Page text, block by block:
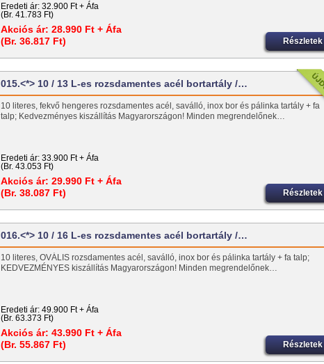
Eredeti ár: 32.900 Ft + Áfa
(Br. 41.783 Ft)
Akciós ár: 28.990 Ft + Áfa
(Br. 36.817 Ft)
Részletek
015.<*> 10 / 13 L-es rozsdamentes acél bortartály /…
10 literes, fekvő hengeres rozsdamentes acél, saválló, inox bor és pálinka tartály + fa
talp; Kedvezményes kiszállítás Magyarországon! Minden megrendelőnek…
Eredeti ár: 33.900 Ft + Áfa
(Br. 43.053 Ft)
Akciós ár: 29.990 Ft + Áfa
(Br. 38.087 Ft)
Részletek
016.<*> 10 / 16 L-es rozsdamentes acél bortartály /…
10 literes, OVÁLIS rozsdamentes acél, saválló, inox bor és pálinka tartály + fa talp;
KEDVEZMÉNYES kiszállítás Magyarországon! Minden megrendelőnek…
Eredeti ár: 49.900 Ft + Áfa
(Br. 63.373 Ft)
Akciós ár: 43.990 Ft + Áfa
(Br. 55.867 Ft)
Részletek